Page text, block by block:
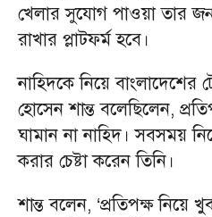
খেলার সুযোগ পাওয়া তার
রাখার প্লাটফর্ম হবে।
নাহিদকে নিয়ে
হোসেন শান্ত বলেছিলেন,
ঘামান না নাহিদ। সবসময়
করার চেষ্টা করেন তিনি।
শান্ত বলেন, ‘প্রতিপক্ষ নিয়ে